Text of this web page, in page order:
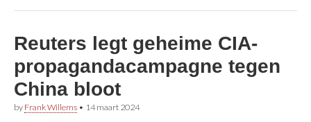
Reuters legt geheime CIA-
propagandacampagne tegen
China bloot
by Frank Willems • 14 maart 2024